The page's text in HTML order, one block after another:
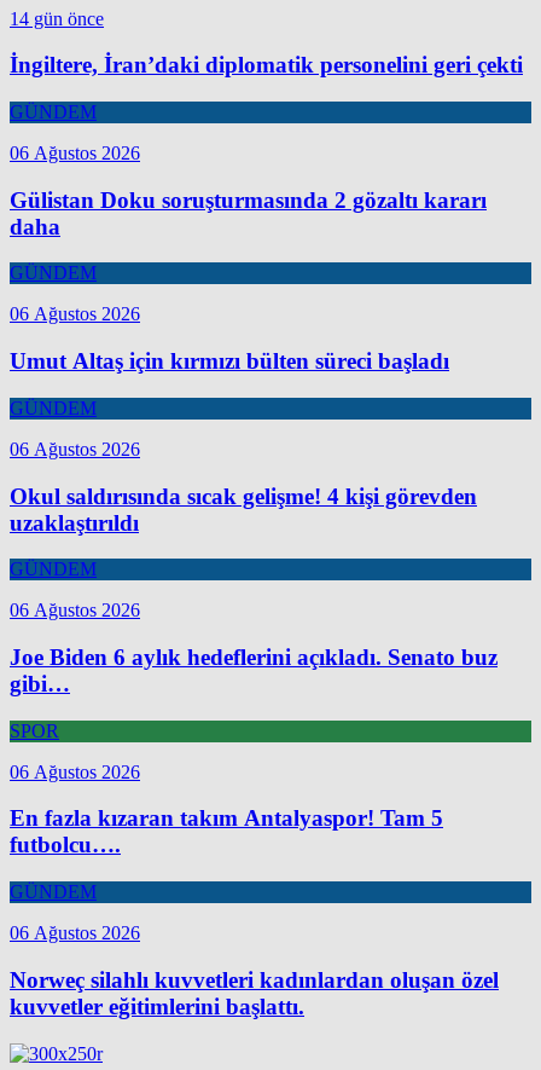
14 gün önce
İngiltere, İran’daki diplomatik personelini geri çekti
GÜNDEM
06 Ağustos 2026
Gülistan Doku soruşturmasında 2 gözaltı kararı
daha
GÜNDEM
06 Ağustos 2026
Umut Altaş için kırmızı bülten süreci başladı
GÜNDEM
06 Ağustos 2026
Okul saldırısında sıcak gelişme! 4 kişi görevden
uzaklaştırıldı
GÜNDEM
06 Ağustos 2026
Joe Biden 6 aylık hedeflerini açıkladı. Senato buz
gibi…
SPOR
06 Ağustos 2026
En fazla kızaran takım Antalyaspor! Tam 5
futbolcu….
GÜNDEM
06 Ağustos 2026
Norweç silahlı kuvvetleri kadınlardan oluşan özel
kuvvetler eğitimlerini başlattı.